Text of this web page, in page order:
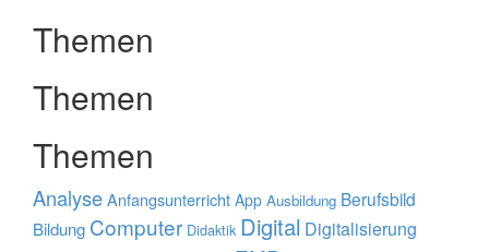
Themen
Themen
Themen
AnalyseAnfangsunterricht App Ausbildung Berufsbild
Bildung Computer Didaktik Digital Digitalisierung